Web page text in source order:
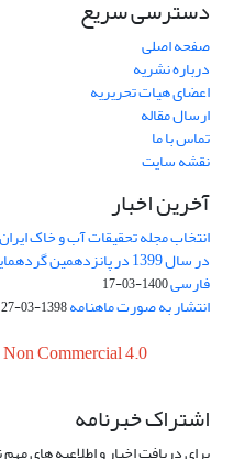
دسترسی سریع
صفحه اصلی
درباره نشریه
اعضای هیات تحریریه
ارسال مقاله
تماس با ما
نقشه سایت
آخرین اخبار
انتخاب مجله تحقیقات آب و خاک
در سال 1399 در پانزدهمین
فارسی1400-03-17
انتشار به صورت ماهنامه1398-03-27
Commercial 4.0
اشتراک خبرنامه